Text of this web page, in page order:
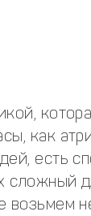
как
есть
возьмем